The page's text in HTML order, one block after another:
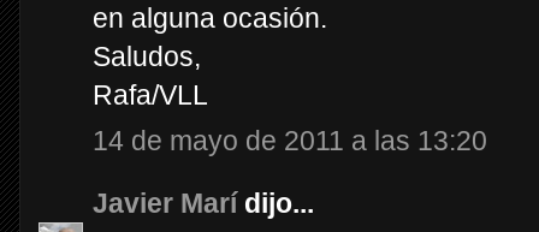
en alguna ocasión.
Saludos,
Rafa/VLL
14 de mayo de 2011 a las 13:20
Javier Marídijo...